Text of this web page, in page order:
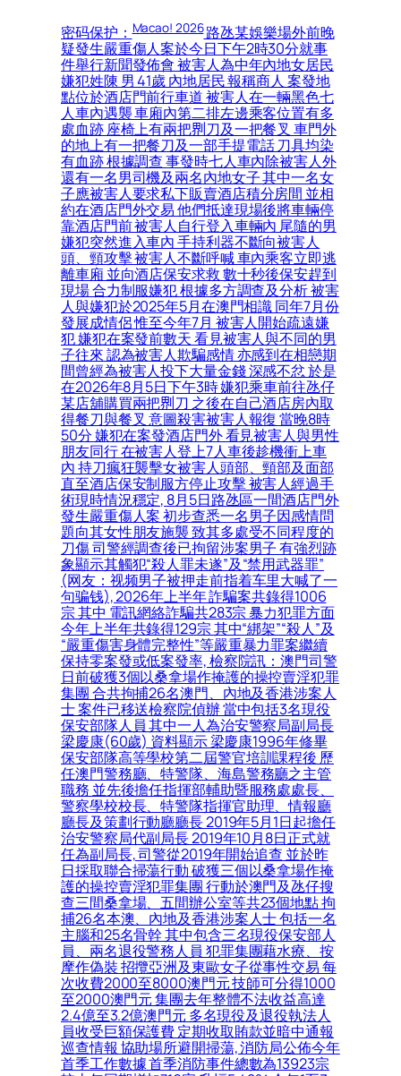
密码保护：Macao! 2026路氹某娛樂場外前晚
疑發生嚴重傷人案於今日下午2時30分就事
件舉行新聞發佈會 被害人為中年內地女居民
嫌犯姓陳 男 41歲 內地居民 報稱商人 案發地
點位於酒店門前行車道 被害人在一輛黑色七
人車內遇襲 車廂內第二排左邊乘客位置有多
處血跡 座椅上有兩把𠝹刀及一把餐叉 車門外
的地上有一把餐刀及一部手提電話 刀具均染
有血跡 根據調查 事發時七人車內除被害人外
還有一名男司機及兩名內地女子 其中一名女
子應被害人要求私下販賣酒店積分房間 並相
約在酒店門外交易 他們抵達現場後將車輛停
靠酒店門前 被害人自行登入車輛內 尾隨的男
嫌犯突然進入車內 手持利器不斷向被害人
頭、頸攻擊 被害人不斷呼喊 車內乘客立即逃
離車廂 並向酒店保安求救 數十秒後保安趕到
現場 合力制服嫌犯 根據多方調查及分析 被害
人與嫌犯於2025年5月在澳門相識 同年7月份
發展成情侶 惟至今年7月 被害人開始疏遠嫌
犯 嫌犯在案發前數天 看見被害人與不同的男
子往來 認為被害人欺騙感情 亦感到在相戀期
間曾經為被害人投下大量金錢 深感不忿 於是
在2026年8月5日下午3時 嫌犯乘車前往氹仔
某店舖購買兩把𠝹刀 之後在自己酒店房內取
得餐刀與餐叉 意圖殺害被害人報復 當晚8時
50分 嫌犯在案發酒店門外 看見被害人與男性
朋友同行 在被害人登上7人車後趁機衝上車
內 持刀瘋狂襲擊女被害人頭部、頸部及面部
直至酒店保安制服方停止攻擊 被害人經過手
術現時情況穩定, 8月5日路氹區一間酒店門外
發生嚴重傷人案 初步查悉一名男子因感情問
題向其女性朋友施襲 致其多處受不同程度的
刀傷 司警經調查後已拘留涉案男子 有強烈跡
象顯示其觸犯“殺人罪未遂”及“禁用武器罪”
(网友：视频男子被押走前指着车里大喊了一
句骗钱), 2026年上半年 詐騙案共錄得1006
宗 其中 電訊網絡詐騙共283宗 暴力犯罪方面
今年上半年共錄得129宗 其中“綁架”“殺人”及
“嚴重傷害身體完整性”等嚴重暴力罪案繼續
保持零案發或低案發率, 檢察院訊：澳門司警
日前破獲3個以桑拿場作掩護的操控賣淫犯罪
集團 合共拘捕26名澳門、內地及香港涉案人
士 案件已移送檢察院偵辦 當中包括3名現役
保安部隊人員 其中一人為治安警察局副局長
梁慶康(60歲) 資料顯示 梁慶康1996年修畢
保安部隊高等學校第二屆警官培訓課程後 歷
任澳門警務廳、特警隊、海島警務廳之主管
職務 並先後擔任指揮部輔助暨服務處處長、
警察學校校長、特警隊指揮官助理、情報廳
廳長及策劃行動廳廳長 2019年5月1日起擔任
治安警察局代副局長 2019年10月8日正式就
任為副局長, 司警從2019年開始追查 並於昨
日採取聯合掃蕩行動 破獲三個以桑拿場作掩
護的操控賣淫犯罪集團 行動於澳門及氹仔搜
查三間桑拿場、五間辦公室等共23個地點 拘
捕26名本澳、內地及香港涉案人士 包括一名
主腦和25名骨幹 其中包含三名現役保安部人
員、兩名退役警務人員 犯罪集團藉水療、按
摩作偽裝 招攬亞洲及東歐女子從事性交易 每
次收費2000至8000澳門元 技師可分得1000
至2000澳門元 集團去年整體不法收益高達
2.4億至3.2億澳門元 多名現役及退役執法人
員收受巨額保護費 定期收取賄款並暗中通報
巡查情報 協助場所避開掃蕩, 消防局公佈今年
首季工作數據 首季消防事件總數為13923宗